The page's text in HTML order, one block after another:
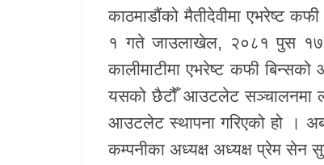
काठमाडौंको मैतीदेवीमा एभरेष्ट
१ गते जाउलाखेल, २०८१ पुस
कालीमाटीमा एभरेष्ट कफी
यसको छैटौँ आउटलेट सञ्चालनमा
आउटलेट स्थापना गरिएको हो ।
कम्पनीका अध्यक्ष अध्यक्ष प्रेम सेन